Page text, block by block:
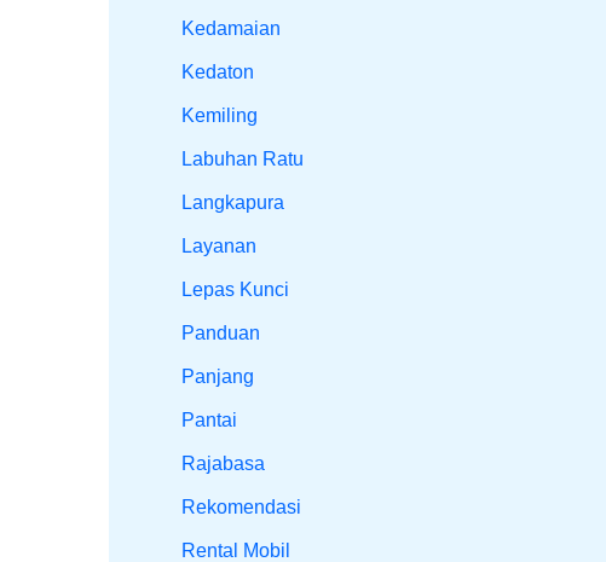
Kedamaian
Kedaton
Kemiling
Labuhan Ratu
Langkapura
Layanan
Lepas Kunci
Panduan
Panjang
Pantai
Rajabasa
Rekomendasi
Rental Mobil